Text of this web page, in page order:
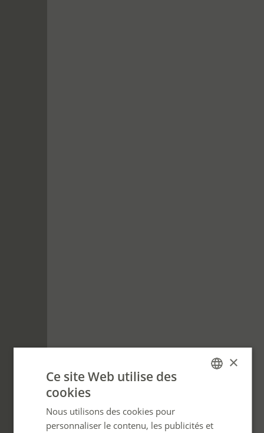
×
Ce site Web utilise des
cookies
Nous utilisons des cookies pour
personnaliser le contenu, les publicités et